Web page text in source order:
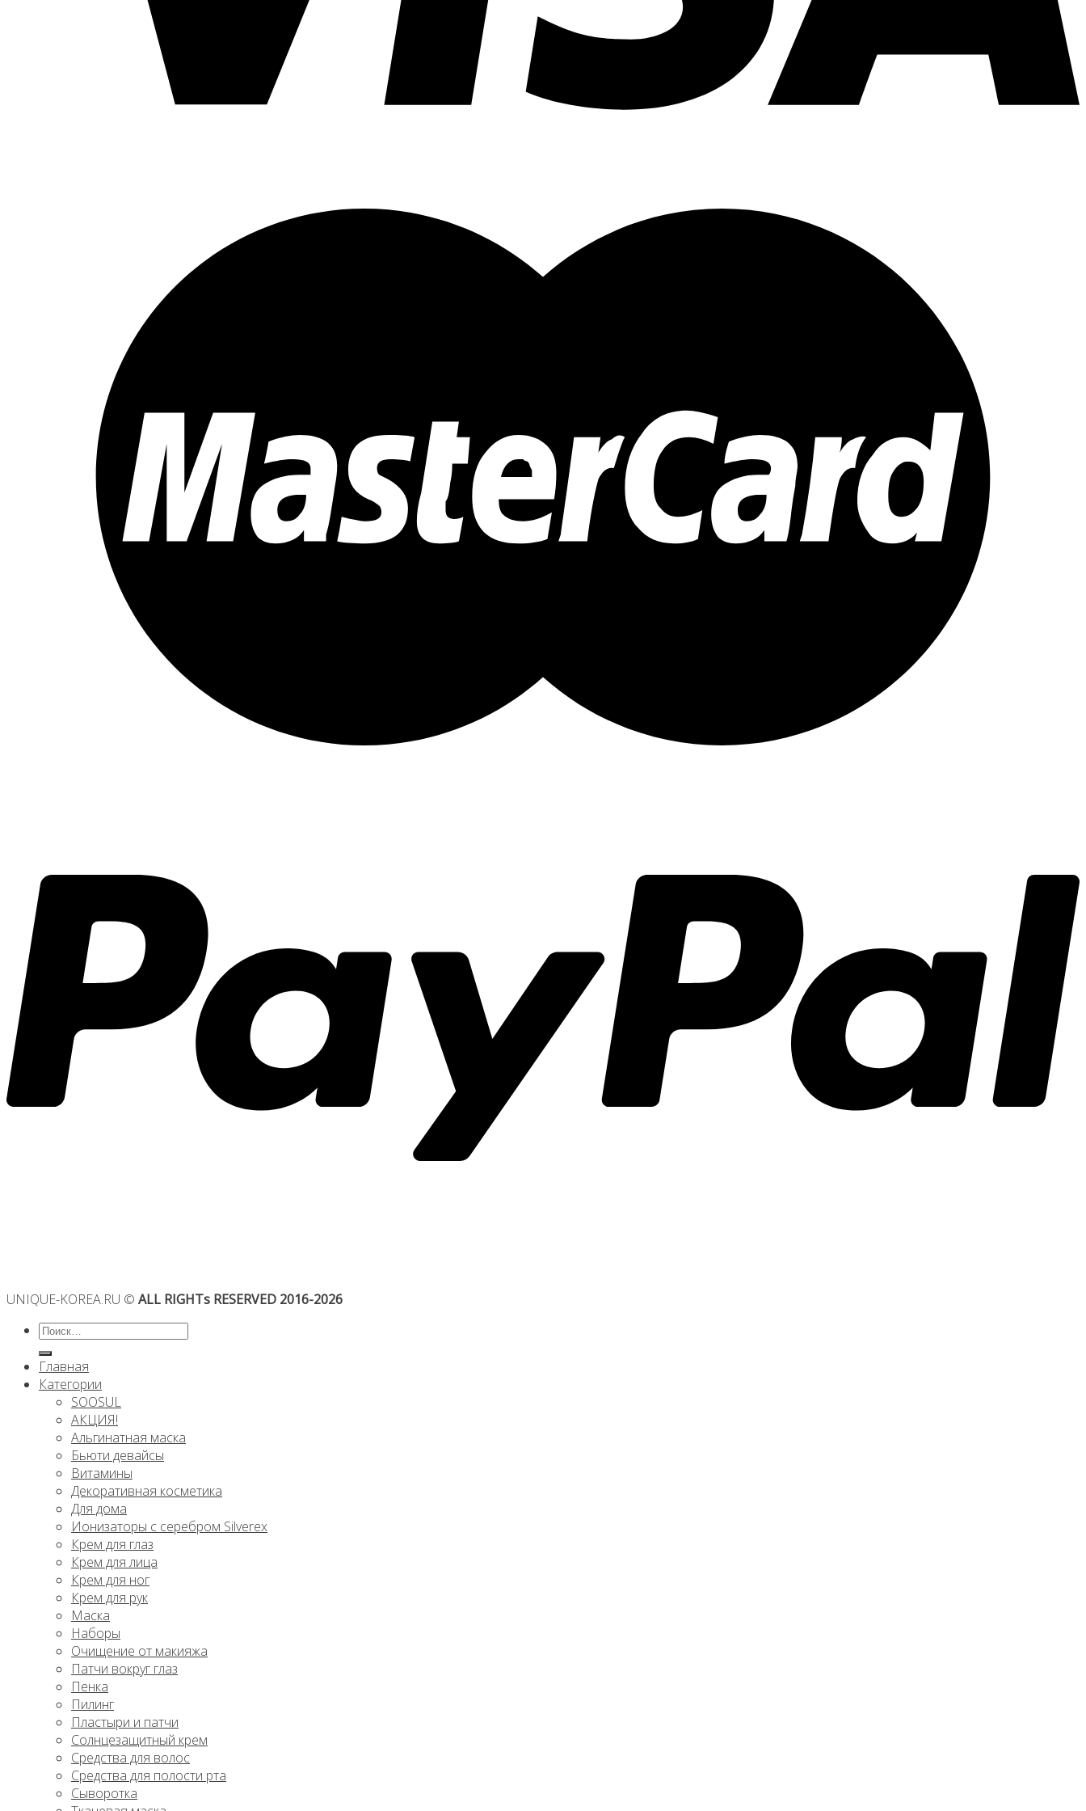
UNIQUE-KOREA.RU © ALL RIGHTs RESERVED 2016-2026
Искать:
Главная
Категории
SOOSUL
АКЦИЯ!
Альгинатная маска
Бьюти девайсы
Витамины
Декоративная косметика
Для дома
Ионизаторы с серебром Silverex
Крем для глаз
Крем для лица
Крем для ног
Крем для рук
Маска
Наборы
Очищение от макияжа
Патчи вокруг глаз
Пенка
Пилинг
Пластыри и патчи
Солнцезащитный крем
Средства для волос
Средства для полости рта
Сыворотка